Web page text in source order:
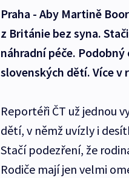
Praha - Aby Martině
z Británie bez syna.
náhradní péče.
slovenských dětí. Více v
Reportéři ČT už jednou
dětí, v němž uvízly i
Stačí podezření, že
Rodiče mají jen velmi